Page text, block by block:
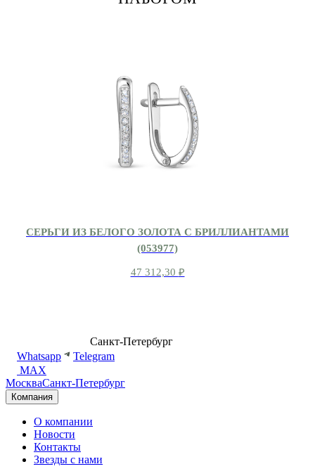
СЕРЬГИ ИЗ БЕЛОГО ЗОЛОТА С БРИЛЛИАНТАМИ
(053977)
47 312,30 ₽
Санкт-Петербург
Whatsapp
Telegram
MAX
МоскваСанкт-Петербург
Компания
О компании
Новости
Контакты
Звезды с нами